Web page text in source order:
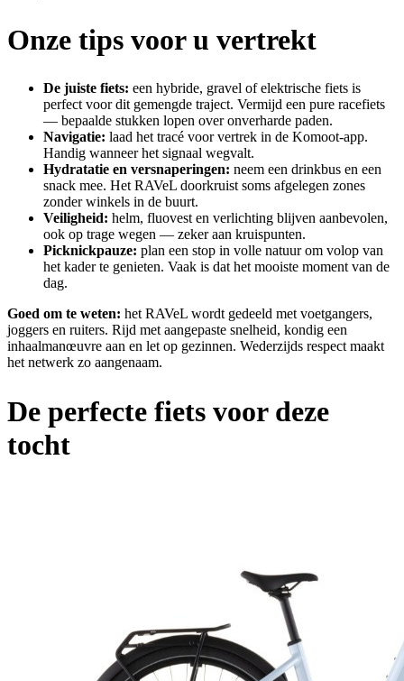
Onze tips voor u vertrekt
De juiste fiets: een hybride, gravel of elektrische fiets is
perfect voor dit gemengde traject. Vermijd een pure racefiets
— bepaalde stukken lopen over onverharde paden.
Navigatie: laad het tracé voor vertrek in de Komoot-app.
Handig wanneer het signaal wegvalt.
Hydratatie en versnaperingen: neem een drinkbus en een
snack mee. Het RAVeL doorkruist soms afgelegen zones
zonder winkels in de buurt.
Veiligheid: helm, fluovest en verlichting blijven aanbevolen,
ook op trage wegen — zeker aan kruispunten.
Picknickpauze: plan een stop in volle natuur om volop van
het kader te genieten. Vaak is dat het mooiste moment van de
dag.
Goed om te weten: het RAVeL wordt gedeeld met voetgangers,
joggers en ruiters. Rijd met aangepaste snelheid, kondig een
inhaalmanœuvre aan en let op gezinnen. Wederzijds respect maakt
het netwerk zo aangenaam.
De perfecte fiets voor deze
tocht